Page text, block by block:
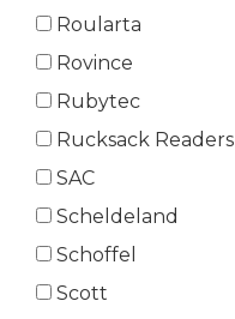
Roularta
Rovince
Rubytec
Rucksack Readers
SAC
Scheldeland
Schoffel
Scott